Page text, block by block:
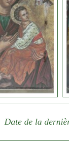
Date de la